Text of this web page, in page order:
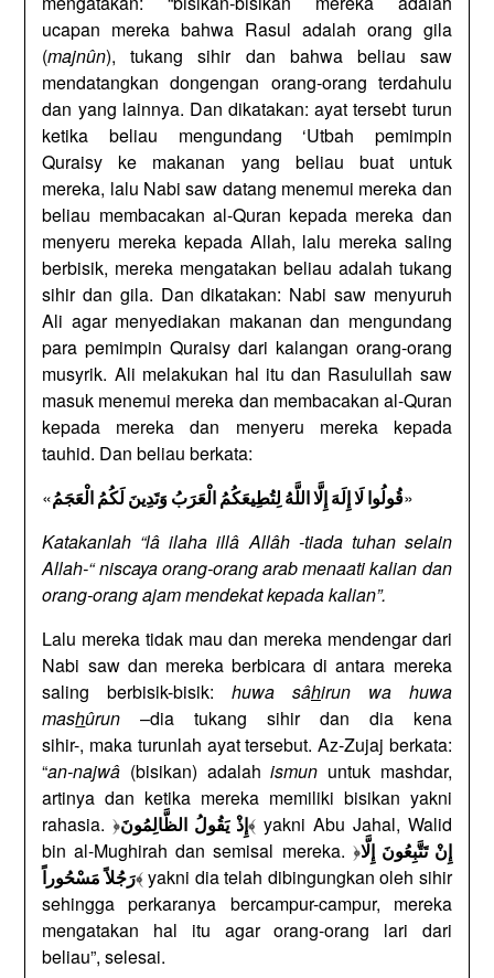
ucapan mereka bahwa Rasul adalah orang gila
(majnûn), tukang sihir dan bahwa beliau saw
mendatangkan dongengan orang-orang terdahulu
dan yang lainnya. Dan dikatakan: ayat tersebt turun
ketika beliau mengundang ‘Utbah pemimpin
Quraisy ke makanan yang beliau buat untuk
mereka, lalu Nabi saw datang menemui mereka dan
beliau membacakan al-Quran kepada mereka dan
menyeru mereka kepada Allah, lalu mereka saling
berbisik, mereka mengatakan beliau adalah tukang
sihir dan gila. Dan dikatakan: Nabi saw menyuruh
Ali agar menyediakan makanan dan mengundang
para pemimpin Quraisy dari kalangan orang-orang
musyrik. Ali melakukan hal itu dan Rasulullah saw
masuk menemui mereka dan membacakan al-Quran
kepada mereka dan menyeru mereka kepada
tauhid. Dan beliau berkata:
«قُولُوا لَا إِلَهَ إِلَّا اللَّهُ لِتُطِيعَكُمُ الْعَرَبُ وَتَدِينَ لَكُمُ الْعَجَمُ»
Katakanlah “lâ ilaha illâ Allâh -tiada tuhan selain
Allah-“ niscaya orang-orang arab menaati kalian dan
orang-orang ajam mendekat kepada kalian”.
Lalu mereka tidak mau dan mereka mendengar dari
Nabi saw dan mereka berbicara di antara mereka
saling berbisik-bisik:huwa sâhirun wa huwa
mashûrun–dia tukang sihir dan dia kena
sihir-, maka turunlah ayat tersebut. Az-Zujaj berkata:
“an-najwâ (bisikan) adalahismun untuk mashdar,
artinya dan ketika mereka memiliki bisikan yakni
rahasia. ﴿إِذْ يَقُولُ الظَّالِمُونَ﴾ yakni Abu Jahal, Walid
bin al-Mughirah dan semisal mereka. ﴿إِنْ تَتَّبِعُونَ إِلَّا
رَجُلاً مَسْحُوراً﴾ yakni dia telah dibingungkan oleh sihir
sehingga perkaranya bercampur-campur, mereka
mengatakan hal itu agar orang-orang lari dari
beliau”, selesai.